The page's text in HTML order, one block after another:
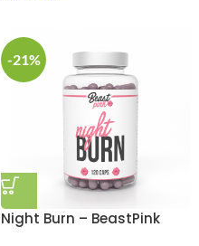
-21%
Night Burn – BeastPink